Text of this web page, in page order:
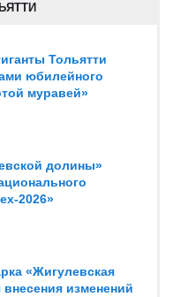
Тольятти
юбилейного
муравей»
долины»
2026»
«Жигулевская
изменений